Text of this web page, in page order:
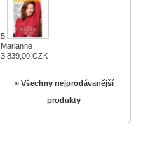
5
Marianne
3 839,00 CZK
» Všechny nejprodávanější
produkty